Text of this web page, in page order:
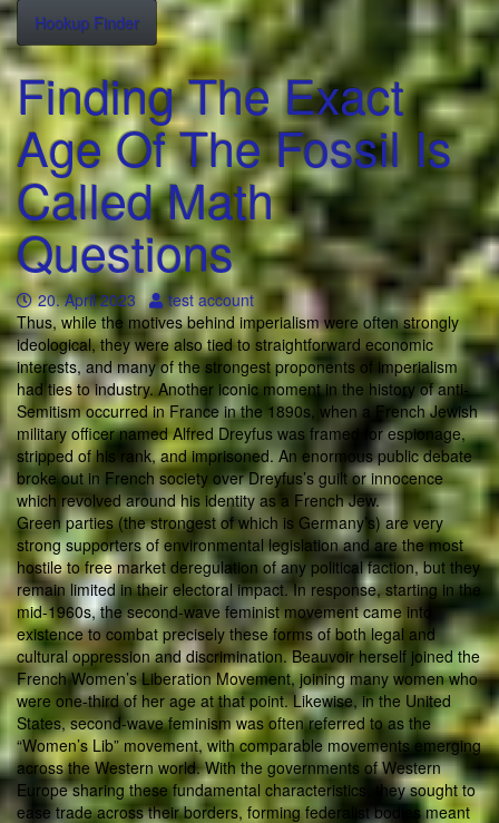
Hookup Finder
Finding The Exact
Age Of The Fossil Is
Called Math
Questions
20. April 2023
test account
Thus, while the motives behind imperialism were often strongly
ideological, they were also tied to straightforward economic
interests, and many of the strongest proponents of imperialism
had ties to industry. Another iconic moment in the history of anti-
Semitism occurred in France in the 1890s, when a French Jewish
military officer named Alfred Dreyfus was framed for espionage,
stripped of his rank, and imprisoned. An enormous public debate
broke out in French society over Dreyfus’s guilt or innocence
which revolved around his identity as a French Jew.
Green parties (the strongest of which is Germany’s) are very
strong supporters of environmental legislation and are the most
hostile to free market deregulation of any political faction, but they
remain limited in their electoral impact. In response, starting in the
mid-1960s, the second-wave feminist movement came into
existence to combat precisely these forms of both legal and
cultural oppression and discrimination. Beauvoir herself joined the
French Women’s Liberation Movement, joining many women who
were one-third of her age at that point. Likewise, in the United
States, second-wave feminism was often referred to as the
“Women’s Lib” movement, with comparable movements emerging
across the Western world. With the governments of Western
Europe sharing these fundamental characteristics, they sought to
ease trade across their borders, forming federalist bodies meant